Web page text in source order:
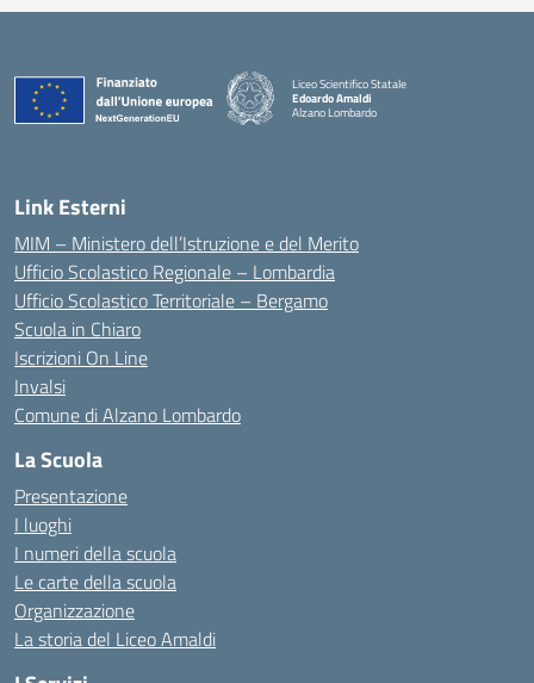
Liceo Scientifico Statale
Edoardo Amaldi
Alzano Lombardo
Link Esterni
MIM – Ministero dell’Istruzione e del Merito
Ufficio Scolastico Regionale – Lombardia
Ufficio Scolastico Territoriale – Bergamo
Scuola in Chiaro
Iscrizioni On Line
Invalsi
Comune di Alzano Lombardo
La Scuola
Presentazione
I luoghi
I numeri della scuola
Le carte della scuola
Organizzazione
La storia del Liceo Amaldi